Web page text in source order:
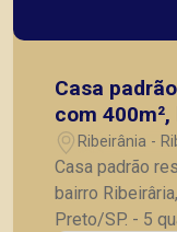
Casa
com
Leste de
Ribeirânia -
Casa padrão
bairro
Preto/SP. - 5 quartos, sendo 4 suítes com ar